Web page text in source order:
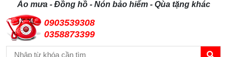
Áo mưa - Đồng hồ - Nón bảo hiểm - Qùa tặng khác
0903539308
0358873399